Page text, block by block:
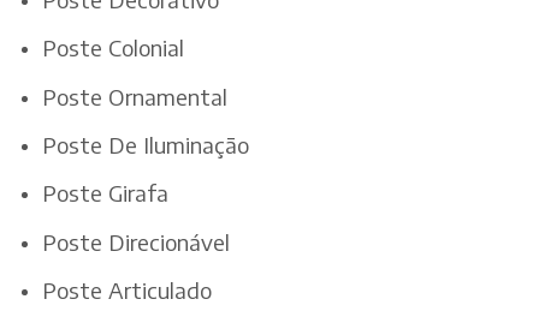
Poste Colonial
Poste Ornamental
Poste De Iluminação
Poste Girafa
Poste Direcionável
Poste Articulado